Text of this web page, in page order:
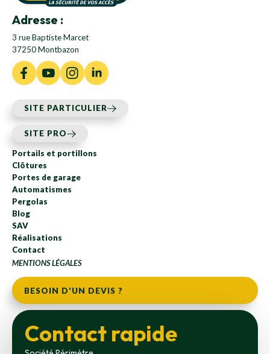
Adresse :
3 rue Baptiste Marcet
37250 Montbazon
SITE PARTICULIER
SITE PRO
Portails et portillons
Clôtures
Portes de garage
Automatismes
Pergolas
Blog
SAV
Réalisations
Contact
MENTIONS LÉGALES
BESOIN D'UN DEVIS ?
Contact rapide